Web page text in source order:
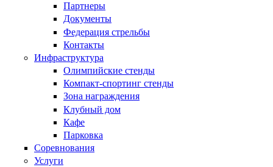
Партнеры
Документы
Федерация стрельбы
Контакты
Инфраструктура
Олимпийские стенды
Компакт-спортинг стенды
Зона награждения
Клубный дом
Кафе
Парковка
Соревнования
Услуги